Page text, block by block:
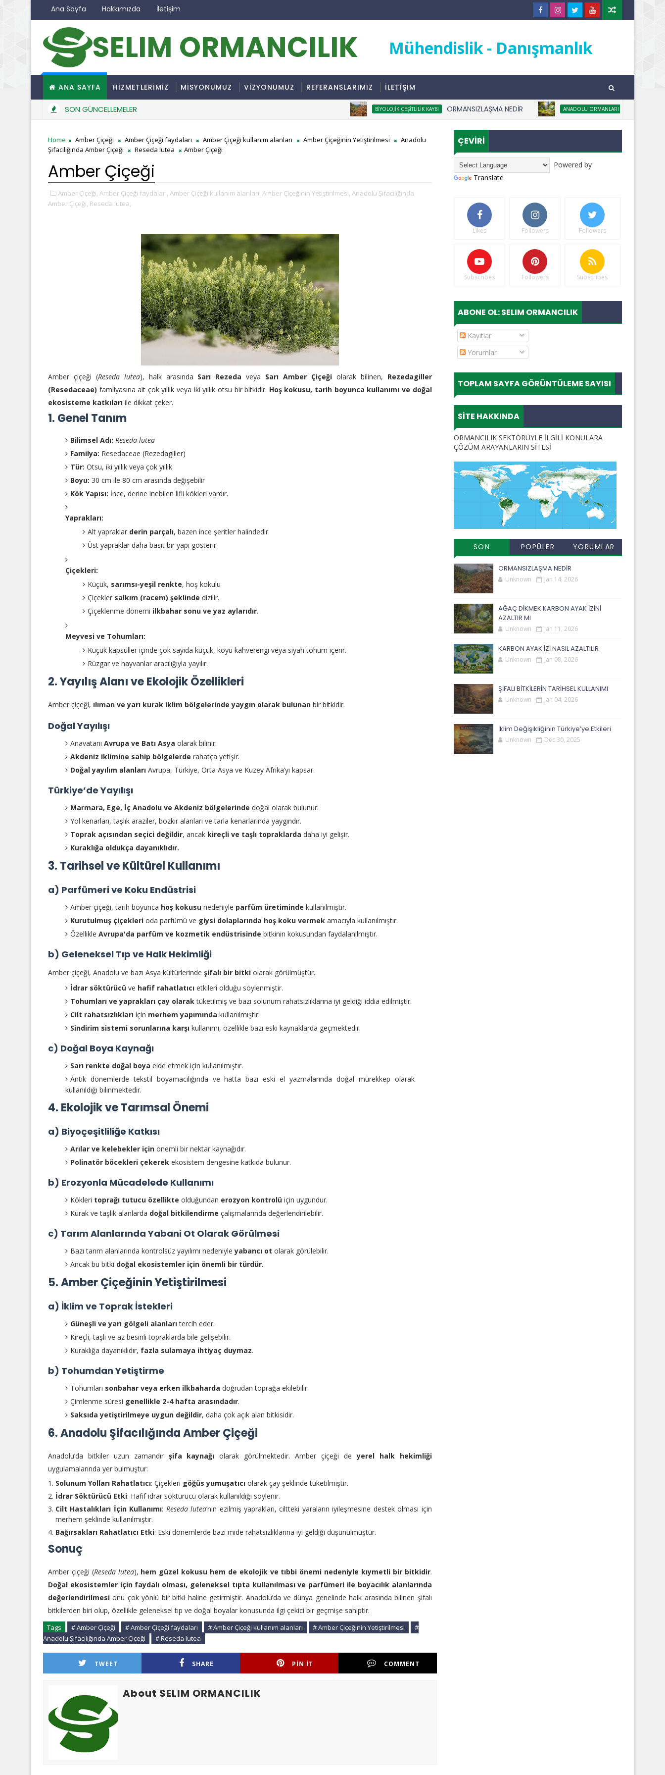
Ana Sayfa Hakkımızda İletişim
SELIM ORMANCILIK Mühendislik - Danışmanlık
ANA SAYFA HİZMETLERİMİZ MİSYONUMUZ VİZYONUMUZ REFERANSLARIMIZ İLETİŞİM
SON GÜNCELLEMELER BIYOLOJIK ÇEŞITLILIK KAYBI ORMANSIZLAŞMA NEDİR ANADOLU ORMANLARI AĞAÇ DİKMEK
Home Amber Çiçeği Amber Çiçeği faydaları Amber Çiçeği kullanım alanları Amber Çiçeğinin Yetiştirilmesi
Anadolu
Şifacılığında Amber Çiçeği
Reseda lutea Amber Çiçeği
Amber Çiçeği
Amber Çiçeği, Amber Çiçeği faydaları, Amber Çiçeği kullanım alanları, Amber Çiçeğinin Yetiştirilmesi, Anadolu Şifacılığında
Amber Çiçeği, Reseda lutea,
Amber çiçeği (Reseda lutea), halk arasında Sarı Rezeda veya Sarı Amber Çiçeğiolarak bilinen, Rezedagiller
(Resedaceae) familyasına ait çok yıllık veya iki yıllık otsu bir bitkidir. Hoş kokusu, tarih boyunca kullanımı ve doğal
ekosisteme katkıları ile dikkat çeker.
1. Genel Tanım
Bilimsel Adı: Reseda lutea
Familya: Resedaceae (Rezedagiller)
Tür: Otsu, iki yıllık veya çok yıllık
Boyu: 30 cm ile 80 cm arasında değişebilir
Kök Yapısı: İnce, derine inebilen lifli kökleri vardır.
Yaprakları:
Alt yapraklar derin parçalı, bazen ince şeritler halindedir.
Üst yapraklar daha basit bir yapı gösterir.
Çiçekleri:
Küçük, sarımsı-yeşil renkte, hoş kokulu
Çiçekler salkım (racem) şeklinde dizilir.
Çiçeklenme dönemi ilkbahar sonu ve yaz aylarıdır.
Meyvesi ve Tohumları:
Küçük kapsüller içinde çok sayıda küçük, koyu kahverengi veya siyah tohum içerir.
Rüzgar ve hayvanlar aracılığıyla yayılır.
2. Yayılış Alanı ve Ekolojik Özellikleri
Amber çiçeği, ılıman ve yarı kurak iklim bölgelerinde yaygın olarak bulunan bir bitkidir.
Doğal Yayılışı
Anavatanı Avrupa ve Batı Asya olarak bilinir.
Akdeniz iklimine sahip bölgelerde rahatça yetişir.
Doğal yayılım alanları Avrupa, Türkiye, Orta Asya ve Kuzey Afrika’yı kapsar.
Türkiye’de Yayılışı
Marmara, Ege, İç Anadolu ve Akdeniz bölgelerinde doğal olarak bulunur.
Yol kenarları, taşlık araziler, bozkır alanları ve tarla kenarlarında yaygındır.
Toprak açısından seçici değildir, ancak kireçli ve taşlı topraklarda daha iyi gelişir.
Kuraklığa oldukça dayanıklıdır.
3. Tarihsel ve Kültürel Kullanımı
a) Parfümeri ve Koku Endüstrisi
Amber çiçeği, tarih boyunca hoş kokusu nedeniyle parfüm üretiminde kullanılmıştır.
Kurutulmuş çiçekleri oda parfümü ve giysi dolaplarında hoş koku vermek amacıyla kullanılmıştır.
Özellikle Avrupa'da parfüm ve kozmetik endüstrisinde bitkinin kokusundan faydalanılmıştır.
b) Geleneksel Tıp ve Halk Hekimliği
Amber çiçeği, Anadolu ve bazı Asya kültürlerinde şifalı bir bitki olarak görülmüştür.
İdrar söktürücü ve hafif rahatlatıcı etkileri olduğu söylenmiştir.
Tohumları ve yaprakları çay olaraktüketilmiş ve bazı solunum rahatsızlıklarına iyi geldiği iddia edilmiştir.
Cilt rahatsızlıkları için merhem yapımında kullanılmıştır.
Sindirim sistemi sorunlarına karşı kullanımı, özellikle bazı eski kaynaklarda geçmektedir.
c) Doğal Boya Kaynağı
Sarı renkte doğal boya elde etmek için kullanılmıştır.
Antik dönemlerde tekstil boyamacılığında ve hatta bazı eski el yazmalarında doğal mürekkep olarak
kullanıldığı bilinmektedir.
4. Ekolojik ve Tarımsal Önemi
a) Biyoçeşitliliğe Katkısı
Arılar ve kelebekler için önemli bir nektar kaynağıdır.
Polinatör böcekleri çekerek ekosistem dengesine katkıda bulunur.
b) Erozyonla Mücadelede Kullanımı
Kökleri toprağı tutucu özellikte olduğundan erozyon kontrolü için uygundur.
Kurak ve taşlık alanlarda doğal bitkilendirme çalışmalarında değerlendirilebilir.
c) Tarım Alanlarında Yabani Ot Olarak Görülmesi
Bazı tarım alanlarında kontrolsüz yayılımı nedeniyleyabancı ot olarak görülebilir.
Ancak bu bitki doğal ekosistemler için önemli bir türdür.
5. Amber Çiçeğinin Yetiştirilmesi
a) İklim ve Toprak İstekleri
Güneşli ve yarı gölgeli alanlarıtercih eder.
Kireçli, taşlı ve az besinli topraklarda bile gelişebilir.
Kuraklığa dayanıklıdır, fazla sulamaya ihtiyaç duymaz.
b) Tohumdan Yetiştirme
Tohumları sonbahar veya erken ilkbaharda doğrudan toprağa ekilebilir.
Çimlenme süresi genellikle 2-4 hafta arasındadır.
Saksıda yetiştirilmeye uygun değildir, daha çok açık alan bitkisidir.
6. Anadolu Şifacılığında Amber Çiçeği
Anadolu’da bitkiler uzun zamandır şifa kaynağı olarak görülmektedir. Amber çiçeği deyerel halk hekimliği
uygulamalarında yer bulmuştur:
Solunum Yolları Rahatlatıcı: Çiçekleri göğüs yumuşatıcı olarak çay şeklinde tüketilmiştir.
İdrar Söktürücü Etki: Hafif idrar söktürücü olarak kullanıldığı söylenir.
Cilt Hastalıkları İçin Kullanımı: Reseda lutea’nın ezilmiş yaprakları, ciltteki yaraların iyileşmesine destek olması için
merhem şeklinde kullanılmıştır.
Bağırsakları Rahatlatıcı Etki: Eski dönemlerde bazı mide rahatsızlıklarına iyi geldiği düşünülmüştür.
Sonuç
Amber çiçeği (Reseda lutea), hem güzel kokusu hem de ekolojik ve tıbbi önemi nedeniyle kıymetli bir bitkidir.
Doğal ekosistemler için faydalı olması, geleneksel tıpta kullanılması ve parfümeri ile boyacılık alanlarında
değerlendirilmesi onu çok yönlü bir bitki haline getirmiştir. Anadolu’da ve dünya genelinde halk arasında bilinen şifalı
bitkilerden biri olup, özellikle geleneksel tıp ve doğal boyalar konusunda ilgi çekici bir geçmişe sahiptir.
Tags # Amber Çiçeği # Amber Çiçeği faydaları # Amber Çiçeği kullanım alanları # Amber Çiçeğinin Yetiştirilmesi
#
Anadolu Şifacılığında Amber Çiçeği
# Reseda lutea
TWEET SHARE PIN IT COMMENT
About SELIM ORMANCILIK
ÇEVİRİ
Powered by
Translate
Likes Followers Followers
Subscribes Followers Subscribes
ABONE OL: SELIM ORMANCILIK
Kayıtlar
Yorumlar
TOPLAM SAYFA GÖRÜNTÜLEME SAYISI
SITE HAKKINDA
ORMANCILIK SEKTÖRÜYLE İLGİLİ KONULARA
ÇÖZÜM ARAYANLARIN SİTESİ
SON
EKLENENLER
POPÜLER
YORUMLAR
ORMANSIZLAŞMA NEDİR
Unknown Jan 14, 2026
AĞAÇ DİKMEK KARBON AYAK İZİNİ
AZALTIR MI
Unknown Jan 11, 2026
KARBON AYAK İZİ NASIL AZALTILIR
Unknown Jan 08, 2026
ŞİFALI BİTKİLERİN TARİHSEL KULLANIMI
Unknown Jan 04, 2026
İklim Değişikliğinin Türkiye’ye Etkileri
Unknown Dec 30, 2025